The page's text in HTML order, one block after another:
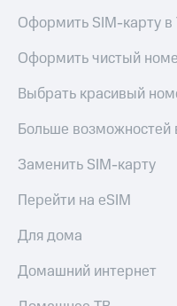
Оформить SIM-карту в
Оформить чистый
Выбрать красивый
Больше
Заменить SIM-карту
Перейти на eSIM
Для дома
Домашний интернет